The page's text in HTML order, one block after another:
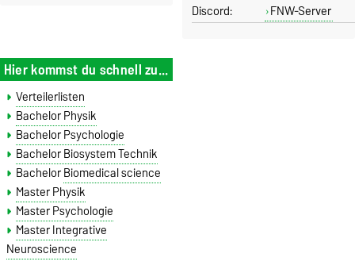
Discord:
FNW-Server
Hier kommst du schnell zu...
Verteilerlisten
Bachelor Physik
Bachelor Psychologie
Bachelor Biosystem Technik
BachelorBiomedical science
Master Physik
Master Psychologie
Master Integrative
Neuroscience